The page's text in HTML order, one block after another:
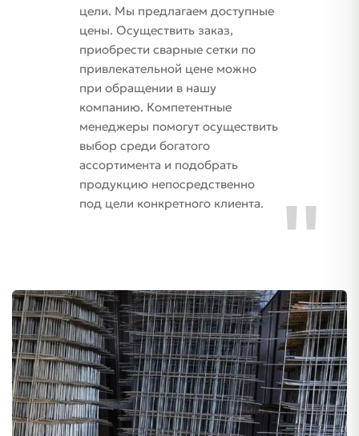
цели. Мы предлагаем доступные
цены. Осуществить заказ,
приобрести сварные сетки по
привлекательной цене можно
при обращении в нашу
компанию. Компетентные
менеджеры помогут осуществить
выбор среди богатого
ассортимента и подобрать
продукцию непосредственно
под цели конкретного клиента.